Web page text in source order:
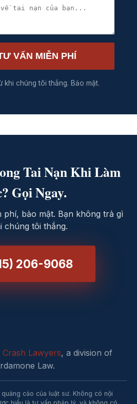
VẤN MIỄN PHÍ
khi chúng tôi thắng. Bảo mật.
Tai Nạn Khi Làm
Gọi Ngay.
phí, bảo mật. Bạn không trả gì
chúng tôi thắng.
206-9068
Crash Lawyers, a division of
Law.
cáo của luật sư. Không có nội